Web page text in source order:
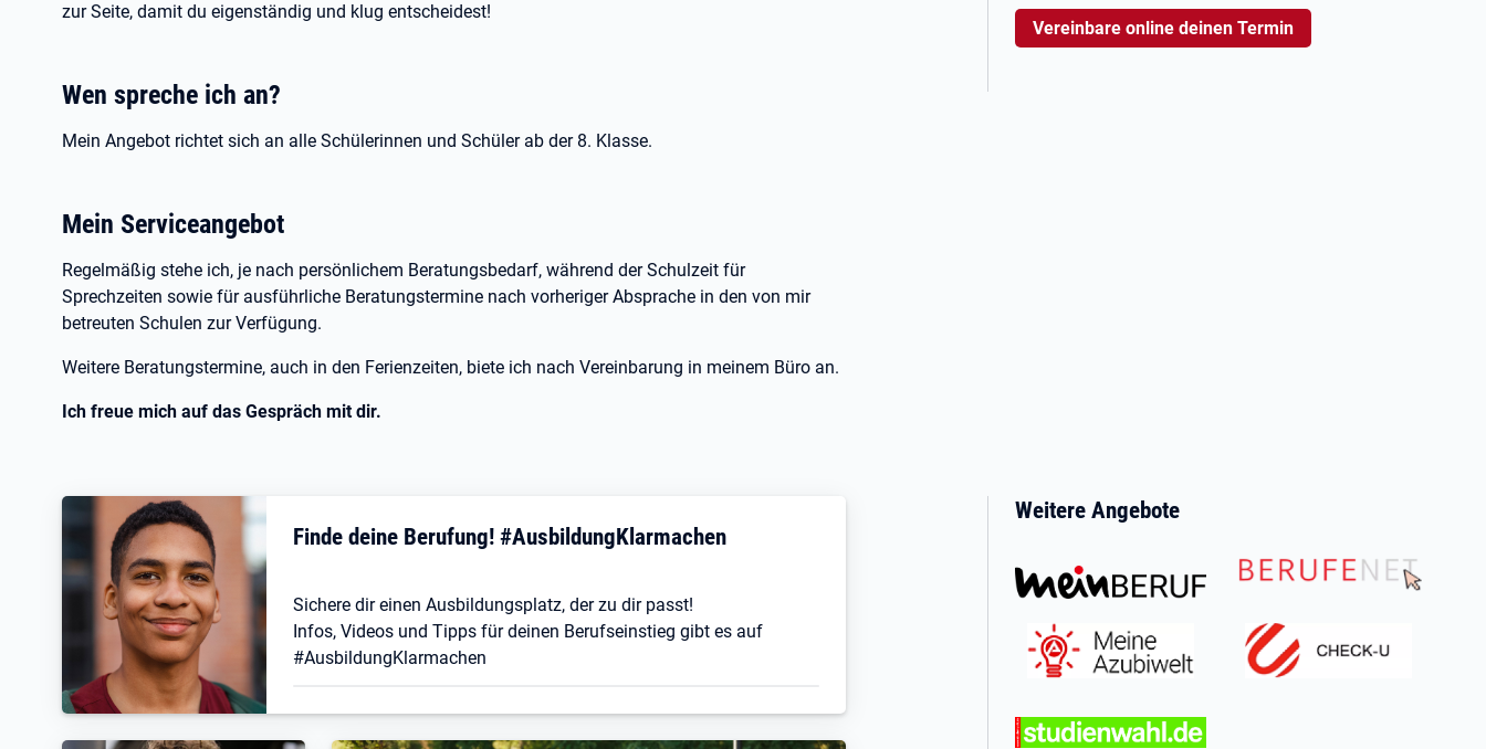
zur Seite, damit du eigenständig und klug entscheidest!
Wen spreche ich an?
Mein Angebot richtet sich an alle Schülerinnen und Schüler ab der 8. Klasse.
Mein Serviceangebot
Regelmäßig stehe ich, je nach persönlichem Beratungsbedarf, während der Schulzeit für
Sprechzeiten sowie für ausführliche Beratungstermine nach vorheriger Absprache in den von mir
betreuten Schulen zur Verfügung.
Weitere Beratungstermine, auch in den Ferienzeiten, biete ich nach Vereinbarung in meinem Büro an.
Ich freue mich auf das Gespräch mit dir.
Vereinbare online deinen Termin
Finde deine Berufung! #AusbildungKlarmachen
Sichere dir einen Ausbildungsplatz, der zu dir passt!
Infos, Videos und Tipps für deinen Berufseinstieg gibt es auf
#AusbildungKlarmachen
Weitere Angebote